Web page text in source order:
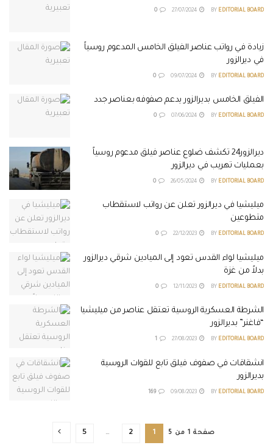
BY EDITORIAL BOARD
زيادة في رواتب عناصر الفيلق الخامس المدعوم روسياً
في ديرالزور
BY EDITORIAL BOARD
الفيلق الخامس بديرالزور يدعم صفوفه بعناصر جدد
BY EDITORIAL BOARD
ديرالزور24 تكشف ضلوع عناصر فيلق مدعوم روسياً
بعمليات تهريب في ديرالزور
BY EDITORIAL BOARD
ميليشيا في ديرالزور تعلن عن رواتب لاستقطاب
متطوعين
BY EDITORIAL BOARD
ميليشيا لواء القدس تعود إلى الميادين شرقي ديرالزور
بدلاً من غزة
BY EDITORIAL BOARD
الشرطة العسكرية الروسية تعتقل عناصر من ميليشيا
“فاغنر” بديرالزور
BY EDITORIAL BOARD
انشقاقات في صفوف فيلق تابع للقوات الروسية
بديرالزور
BY EDITORIAL BOARD
صفحة 1 من 5 1
2
…
5